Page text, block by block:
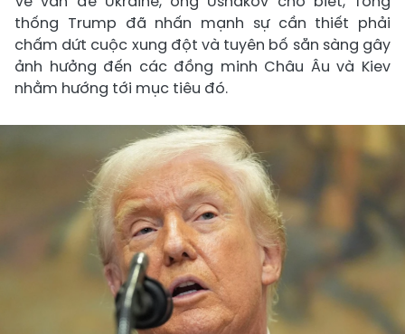
thống Trump đã nhấn mạnh sự cần thiết phải
chấm dứt cuộc xung đột và tuyên bố sẵn sàng gây
ảnh hưởng đến các đồng minh Châu Âu và Kiev
nhằm hướng tới mục tiêu đó.